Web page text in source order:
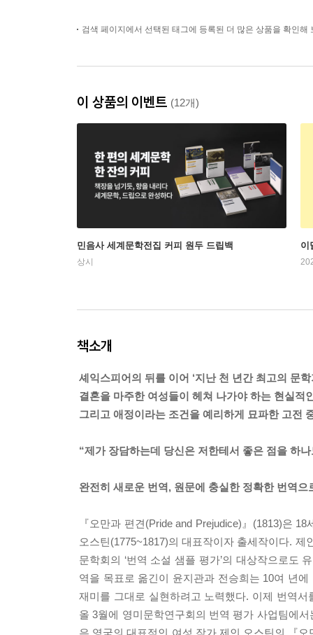
검색 페이지에서 선택된 태그에 등록된 더 많은 상품을 확인해
이 상품의 이벤트 (12개)
민음사 세계문학전집 커피 원두 드립백
상시
이
책소개
셰익스피어의 뒤를 이어 ‘지난 천 년간 최고의 문
결혼을 마주한 여성들이 헤쳐 나가야 하는 현실적
그리고 애정이라는 조건을 예리하게 묘파한 고전
“제가 장담하는데 당신은 저한테서 좋은 점을 하
완전히 새로운 번역, 원문에 충실한 정확한 번역
『오만과 편견(Pride and Prejudice)』(1813)은
오스틴(1775~1817)의 대표작이자 출세작이다.
문학회의 ‘번역 소설 샘플 평가’의 대상작으로도
역을 목표로 옮긴이 윤지관과 전승희는 10여 년
재미를 그대로 실현하려고 노력했다. 이제 번역
올 3월에 영미문학연구회의 번역 평가 사업팀에
은 영국의 대표적인 여성 작가 제인 오스틴의 『